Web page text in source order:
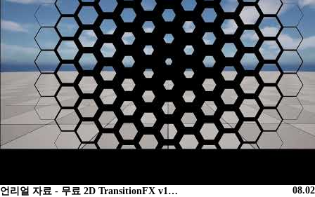
08.02
언리얼 자료 - 무료 2D TransitionFX v1…